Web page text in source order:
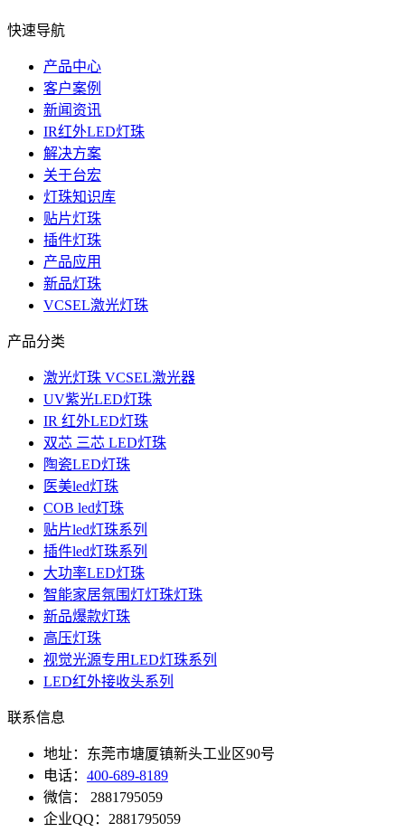
快速导航
产品中心
客户案例
新闻资讯
IR红外LED灯珠
解决方案
关于台宏
灯珠知识库
贴片灯珠
插件灯珠
产品应用
新品灯珠
VCSEL激光灯珠
产品分类
激光灯珠 VCSEL激光器
UV紫光LED灯珠
IR 红外LED灯珠
双芯 三芯 LED灯珠
陶瓷LED灯珠
医美led灯珠
COB led灯珠
贴片led灯珠系列
插件led灯珠系列
大功率LED灯珠
智能家居氛围灯灯珠灯珠
新品爆款灯珠
高压灯珠
视觉光源专用LED灯珠系列
LED红外接收头系列
联系信息
地址：东莞市塘厦镇新头工业区90号
电话： 400-689-8189
微信： 2881795059
企业QQ：2881795059